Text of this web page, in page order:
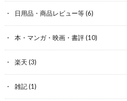
日用品・商品レビュー等(6)
本・マンガ・映画・書評(10)
楽天 (3)
雑記(1)